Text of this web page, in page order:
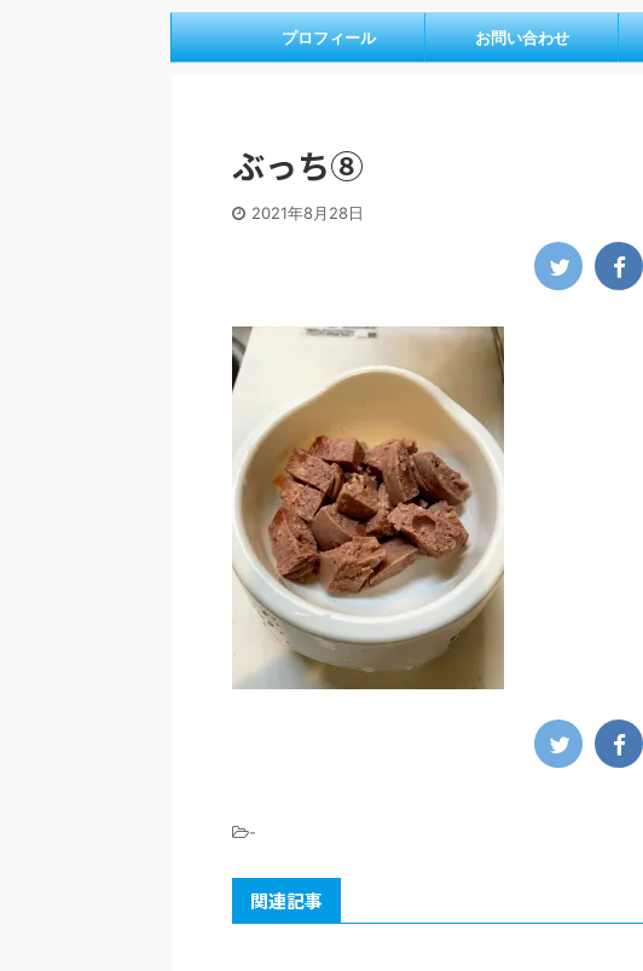
プロフィール お問い合わせ
ぶっち⑧
2021年8月28日
-
関連記事